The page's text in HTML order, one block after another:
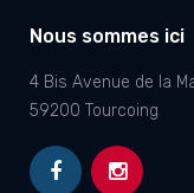
Nous sommes ici
4 Bis Avenue de la
59200 Tourcoing